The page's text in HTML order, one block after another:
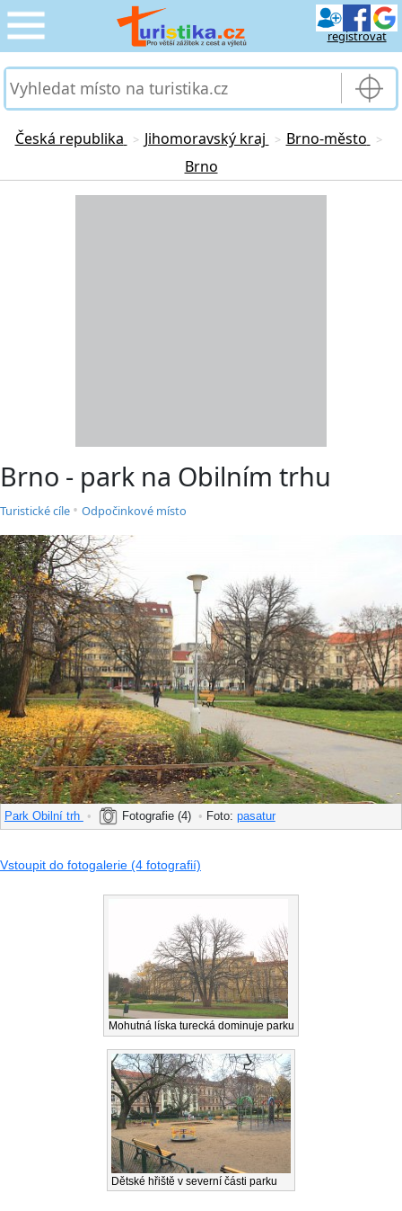
registrovat
CESTOVÁNÍ
SLUŽBY & DOPRAVA
Česká republika > Jihomoravský kraj > Brno-město >
Brno
Brno - park na Obilním trhu
Turistické cíle • Odpočinkové místo
Park Obilní trh • Fotografie (4) • Foto: pasatur
Vstoupit do fotogalerie (4 fotografií)
Mohutná líska turecká dominuje parku
Dětské hřiště v severní části parku